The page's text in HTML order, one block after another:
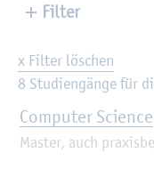
Filter
8 Stu­di­en­gän­ge für
x Filter löschen
Com­pu­ter Sci­ence
Mas­ter, auch